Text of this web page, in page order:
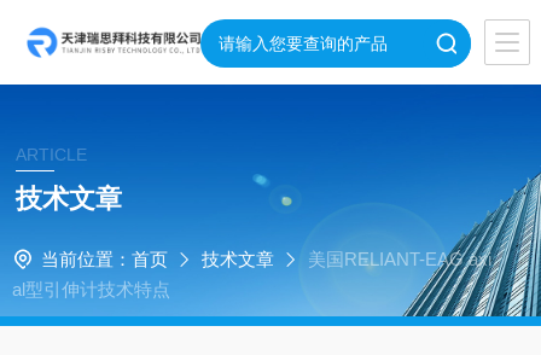
ARTICLE
技术文章
当前位置： 首页 技术文章
美国RELIANT-EAG axi
al型引伸计技术特点